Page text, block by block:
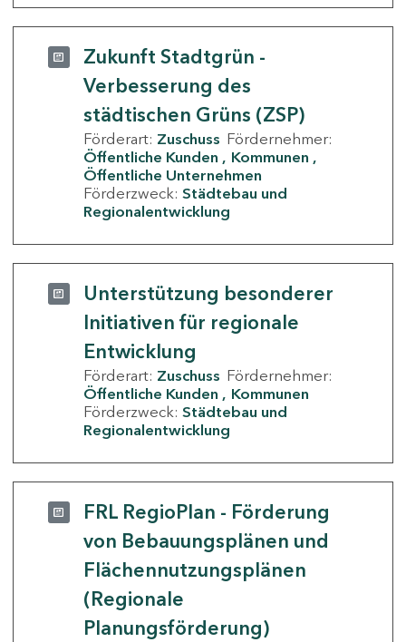
Zukunft Stadtgrün -
Verbesserung des
städtischen Grüns (ZSP)
Förderart: Zuschuss Fördernehmer:
Öffentliche Kunden
Kommunen
Öffentliche Unternehmen
Förderzweck: Städtebau und
Regionalentwicklung
Unterstützung besonderer
Initiativen für regionale
Entwicklung
Förderart: Zuschuss Fördernehmer:
Öffentliche Kunden
Kommunen
Förderzweck: Städtebau und
Regionalentwicklung
FRL RegioPlan - Förderung
von Bebauungsplänen und
Flächennutzungsplänen
(Regionale
Planungsförderung)